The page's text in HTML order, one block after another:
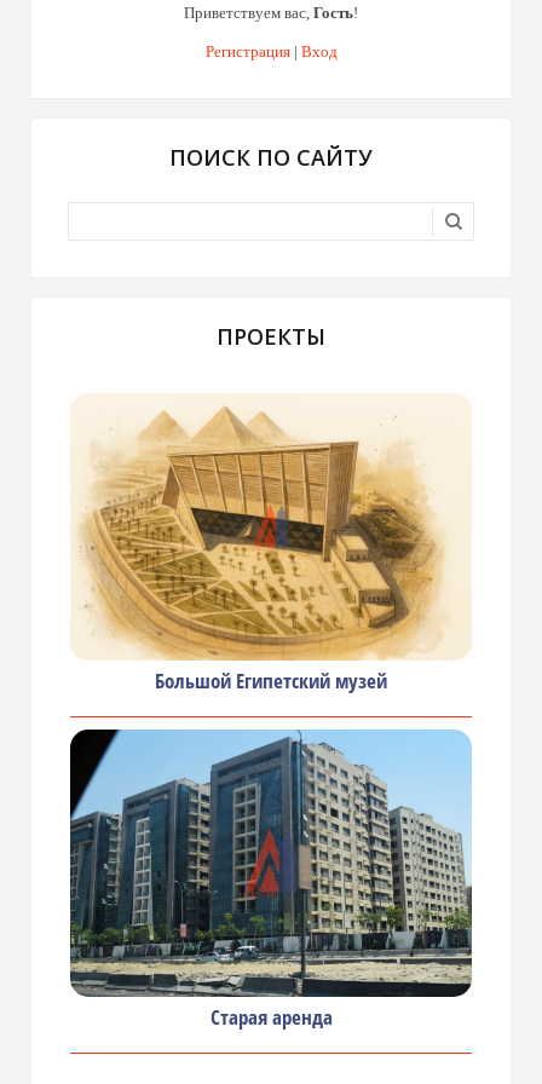
Приветствуем вас Гость!
Регистрация| Вход
ПОИСК ПО САЙТУ
ПРОЕКТЫ
Большой Египетский музей
Старая аренда